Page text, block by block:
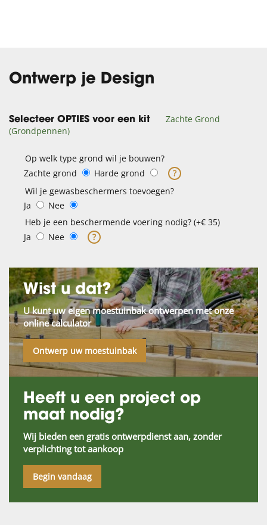
Ontwerp je Design
Selecteer OPTIES voor een kit
Zachte Grond
(Grondpennen)
Op welk type grond wil je bouwen?
Zachte grond
Harde grond
?
Wil je gewasbeschermers toevoegen?
Ja
Nee
Heb je een beschermende voering nodig? (+€ 35)
Ja
Nee ?
Wist u dat?
U kunt uw eigen moestuinbak ontwerpen met onze
online calculator
Ontwerp uw moestuinbak
Heeft u een project op
maat nodig?
Wij bieden een gratis ontwerpdienst aan, zonder
verplichting tot aankoop
Begin vandaag